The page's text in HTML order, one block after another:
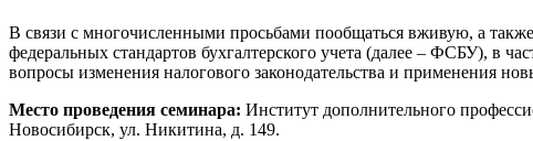
В связи с многочисленными просьбами пообщаться вживую, а
федеральных стандартов бухгалтерского учета (далее – ФСБУ), в
вопросы изменения налогового законодательства и применения
Место проведения семинара: Институт дополнительного
Новосибирск, ул. Никитина, д. 149.